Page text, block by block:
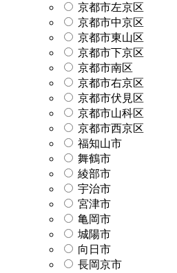
京都市左京区
京都市中京区
京都市東山区
京都市下京区
京都市南区
京都市右京区
京都市伏見区
京都市山科区
京都市西京区
福知山市
舞鶴市
綾部市
宇治市
宮津市
亀岡市
城陽市
向日市
長岡京市